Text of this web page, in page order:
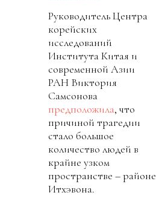
Руководитель Центра
корейских
исследований
Института Китая и
современной Азии
РАН Виктория
Самсонова
предположила, что
причиной трагедии
стало большое
количество людей в
крайне узком
пространстве – районе
Итхэвона.